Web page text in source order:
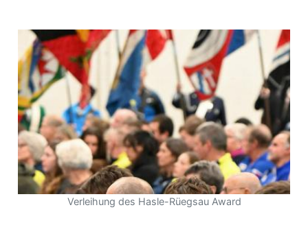
Verleihung des Hasle-Rüegsau Award